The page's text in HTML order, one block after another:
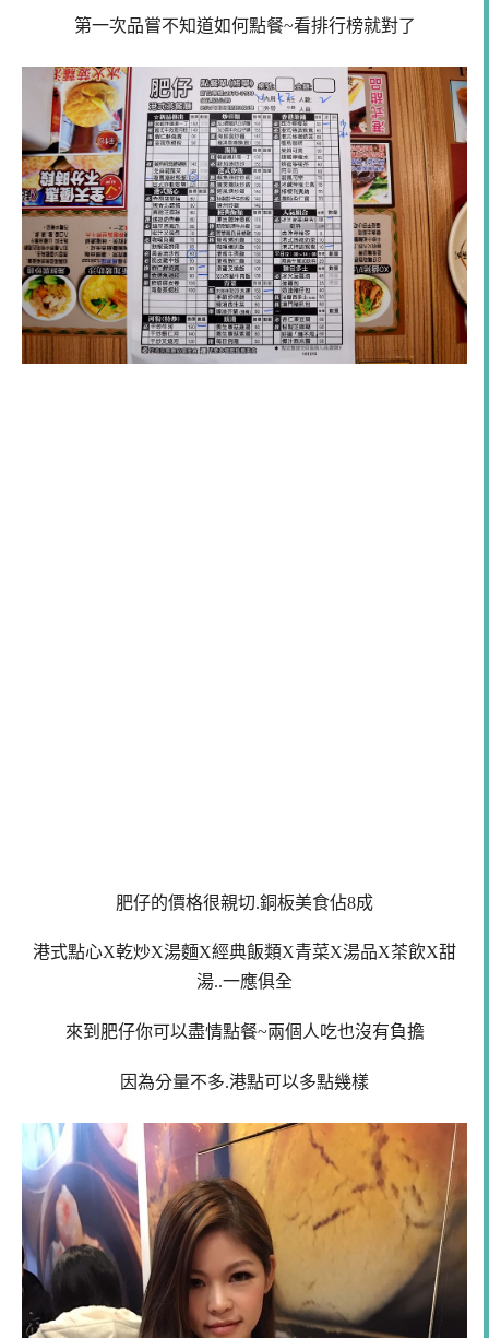
第一次品嘗不知道如何點餐~看排行榜就對了
肥仔的價格很親切.銅板美食佔8成
港式點心X乾炒X湯麵X經典飯類X青菜X湯品X茶飲X甜
湯..一應俱全
來到肥仔你可以盡情點餐~兩個人吃也沒有負擔
因為分量不多.港點可以多點幾樣